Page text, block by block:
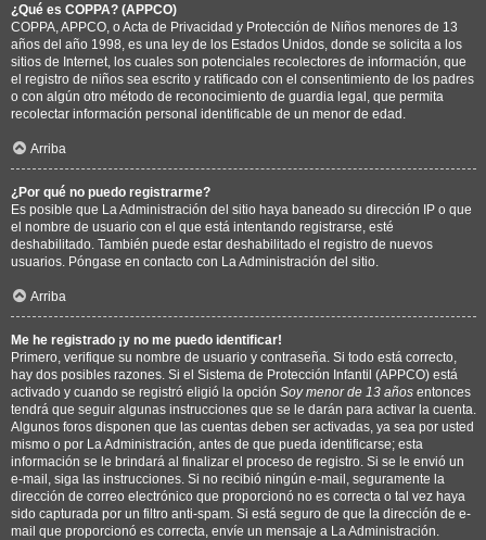
¿Qué es COPPA? (APPCO)
COPPA, APPCO, o Acta de Privacidad y Protección de Niños menores de 13
años del año 1998, es una ley de los Estados Unidos, donde se solicita a los
sitios de Internet, los cuales son potenciales recolectores de información, que
el registro de niños sea escrito y ratificado con el consentimiento de los padres
o con algún otro método de reconocimiento de guardia legal, que permita
recolectar información personal identificable de un menor de edad.
Arriba
¿Por qué no puedo registrarme?
Es posible que La Administración del sitio haya baneado su dirección IP o que
el nombre de usuario con el que está intentando registrarse, esté
deshabilitado. También puede estar deshabilitado el registro de nuevos
usuarios. Póngase en contacto con La Administración del sitio.
Arriba
Me he registrado ¡y no me puedo identificar!
Primero, verifique su nombre de usuario y contraseña. Si todo está correcto,
hay dos posibles razones. Si el Sistema de Protección Infantil (APPCO) está
activado y cuando se registró eligió la opción Soy menor de 13 años entonces
tendrá que seguir algunas instrucciones que se le darán para activar la cuenta.
Algunos foros disponen que las cuentas deben ser activadas, ya sea por usted
mismo o por La Administración, antes de que pueda identificarse; esta
información se le brindará al finalizar el proceso de registro. Si se le envió un
e-mail, siga las instrucciones. Si no recibió ningún e-mail, seguramente la
dirección de correo electrónico que proporcionó no es correcta o tal vez haya
sido capturada por un filtro anti-spam. Si está seguro de que la dirección de e-
mail que proporcionó es correcta, envíe un mensaje a La Administración.